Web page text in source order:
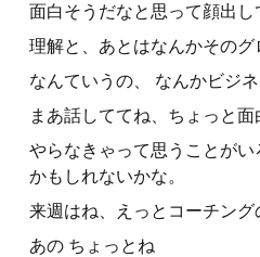
面白そうだなと思って顔出
理解と、あとはなんかそのグ
なんていうの、 なんかビジ
まあ話しててね、ちょっと
やらなきゃって思うことが
かもしれないかな。
来週はね、えっとコーチング
あの ちょっとね